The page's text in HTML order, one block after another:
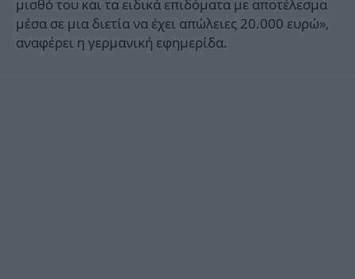
μισθό του και τα ειδικά επιδόματα με αποτέλεσμα
μέσα σε μια διετία να έχει απώλειες 20.000 ευρώ»,
αναφέρει η γερμανική εφημερίδα.